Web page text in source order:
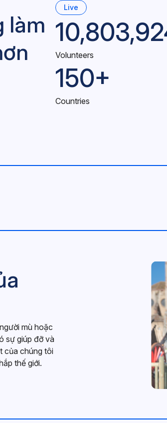
làm
Live
Volunteers
150+
Countries
mù hoặc
sự giúp đỡ và
của chúng tôi
thế giới.